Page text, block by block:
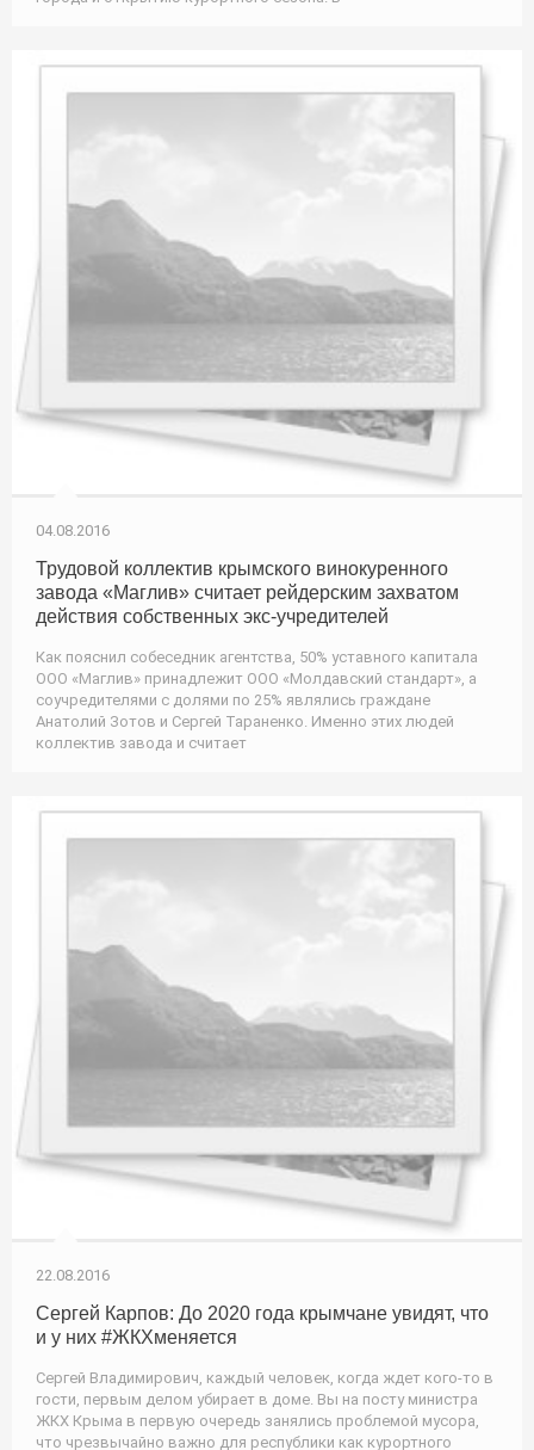
04.08.2016
Трудовой коллектив крымского винокуренного
завода «Маглив» считает рейдерским захватом
действия собственных экс-учредителей
Как пояснил собеседник агентства, 50% уставного капитала
ООО «Маглив» принадлежит ООО «Молдавский стандарт», а
соучредителями с долями по 25% являлись граждане
Анатолий Зотов и Сергей Тараненко. Именно этих людей
коллектив завода и считает
22.08.2016
Сергей Карпов: До 2020 года крымчане увидят, что
и у них #ЖКХменяется
Сергей Владимирович, каждый человек, когда ждет кого-то в
гости, первым делом убирает в доме. Вы на посту министра
ЖКХ Крыма в первую очередь занялись проблемой мусора,
что чрезвычайно важно для республики как курортного